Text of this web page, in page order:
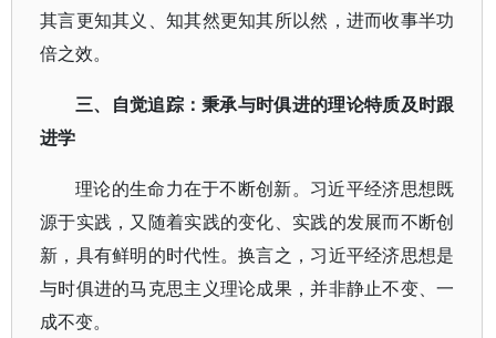
其言更知其义、知其然更知其所以然，进而收事半功
倍之效。
三、自觉追踪：秉承与时俱进的理论特质及时跟
进学
理论的生命力在于不断创新。习近平经济思想既
源于实践，又随着实践的变化、实践的发展而不断创
新，具有鲜明的时代性。换言之，习近平经济思想是
与时俱进的马克思主义理论成果，并非静止不变、一
成不变。